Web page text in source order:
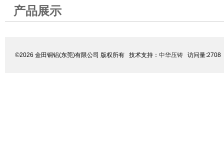
产品展示
©2026 金田铜铝(东莞)有限公司 版权所有 技术支持： 中华压铸 访问量:2708